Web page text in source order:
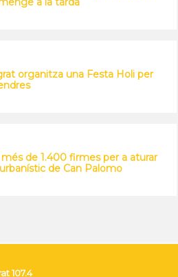
organitza una Festa Holi per
de 1.400 firmes per a aturar
de Can Palomo
107.4